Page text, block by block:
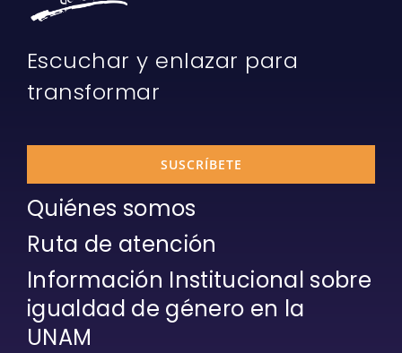
Escuchar y enlazar para
transformar
SUSCRÍBETE
Quiénes somos
Ruta de atención
Información Institucional sobre
igualdad de género en la
UNAM